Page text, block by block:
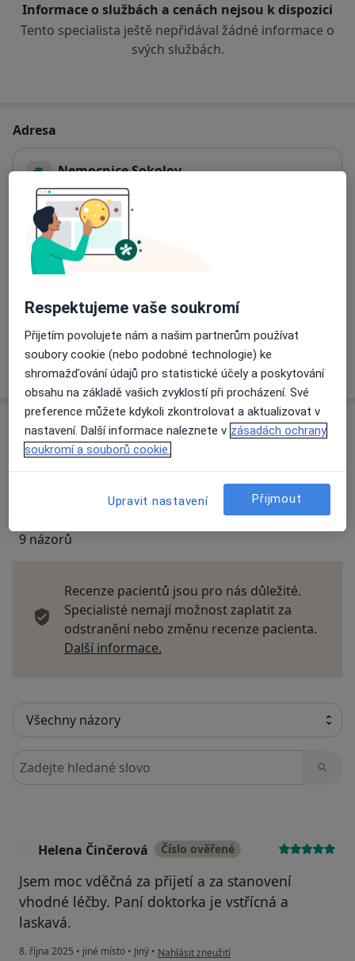
Informace o službách a cenách nejsou k dispozici
Tento specialista ještě nepřidával žádné informace o
svých službách.
Adresa
Nemocnice Sokolov
Slovenská 545,
Přiblížit mapu
Co mám v takové situaci udělat?
Víceo adrese
Názory
9 názorů
Recenze pacientů jsou pro nás důležité.
Specialisté nemají možnost zaplatit za
odstranění nebo změnu recenze pacienta.
Další informace.
Hledejte v názorech
Helena Činčerová Číslo ověřené
Jsem moc vděčná za přijetí a za stanovení
vhodné léčby. Paní doktorka je vstřícná a
laskavá.
8. října 2025 • jiné místo • Jiný • podle názoru uživatele Helena Činčerová
Nahlásit zneužití
Respektujeme vaše soukromí
Přijetím povolujete nám a našim partnerům používat
soubory cookie (nebo podobné technologie) ke
shromažďování údajů pro statistické účely a poskytování
obsahu na základě vašich zvyklostí při procházení. Své
preference můžete kdykoli zkontrolovat a aktualizovat v
nastavení. Další informace naleznete v zásadách ochrany
soukromí a souborů cookie.
Upravit nastavení Přijmout